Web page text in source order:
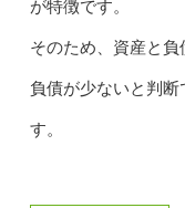
が特徴です。
そのため、資産と負
負債が少ないと判
す。